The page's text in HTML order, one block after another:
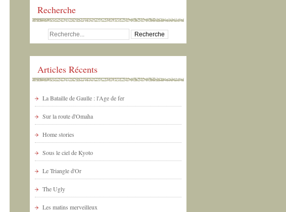
Recherche
Articles Récents
La Bataille de Gaulle : l'Age de fer
Sur la route d'Omaha
Home stories
Sous le ciel de Kyoto
Le Triangle d'Or
The Ugly
Les matins merveilleux